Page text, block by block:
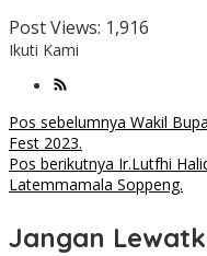
Post Views: 1,916
Ikuti Kami
Navigasi
pos
Pos sebelumnya Wakil
Fest 2023.
Pos berikutnya Ir.Lutfhi
Latemmamala Soppeng.
Jangan